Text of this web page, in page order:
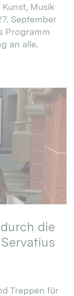
Musik
September
Programm
an alle.
die
Treppen für